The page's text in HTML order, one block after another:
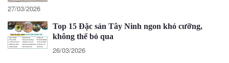
27/03/2026
Top 15 Đặc sản Tây Ninh ngon khó cưỡng,
không thể bỏ qua
26/03/2026